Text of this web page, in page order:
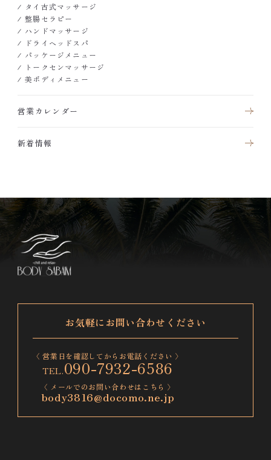
タイ古式マッサージ
整腸セラピー
ハンドマッサージ
ドライヘッドスパ
パッケージメニュー
トークセンマッサージ
美ボディメニュー
営業カレンダー
新着情報
お気軽にお問い合わせください
〈 営業日を確認してからお電話ください 〉
090-7932-6586
〈 メールでのお問い合わせはこちら 〉
body3816@docomo.ne.jp